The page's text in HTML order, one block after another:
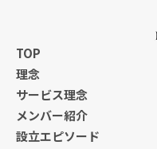
TOP
TOP
理念
理念
サービス理念
サービス理念
メンバー紹介
メンバー紹介
設立エピソード